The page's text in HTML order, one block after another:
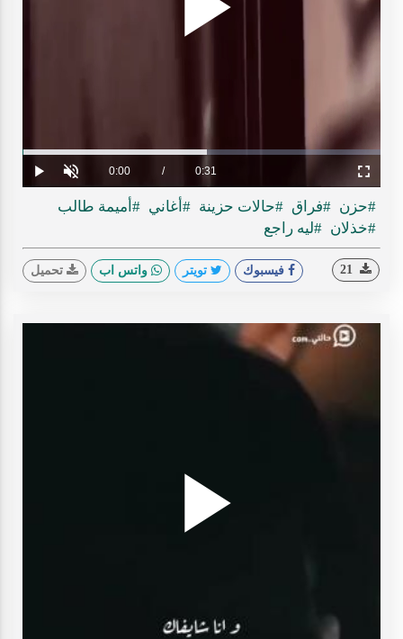
Play
Play Unmute Current
Time
0:00 / Duration
0:31
Loaded:
0%
Progress:
0%
Fullscreen
#حزن #فراق #حالات حزينة #أغاني #أميمة طالب
#خذلان #ليه راجع
فيسبوك تويتر واتس اب تحميل
Play